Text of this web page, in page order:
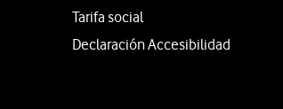
Tarifa social
Declaración Accesibilidad